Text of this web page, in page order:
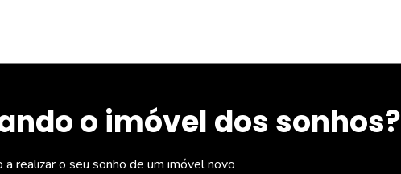
o imóvel dos sonhos?
realizar o seu sonho de um imóvel novo